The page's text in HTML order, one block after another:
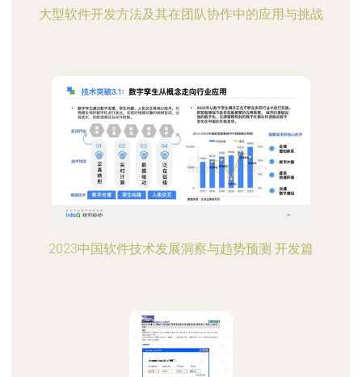
大型软件开发方法及其在团队协作中的应用与挑战
2023中国软件技术发展洞察与趋势预测 开发篇